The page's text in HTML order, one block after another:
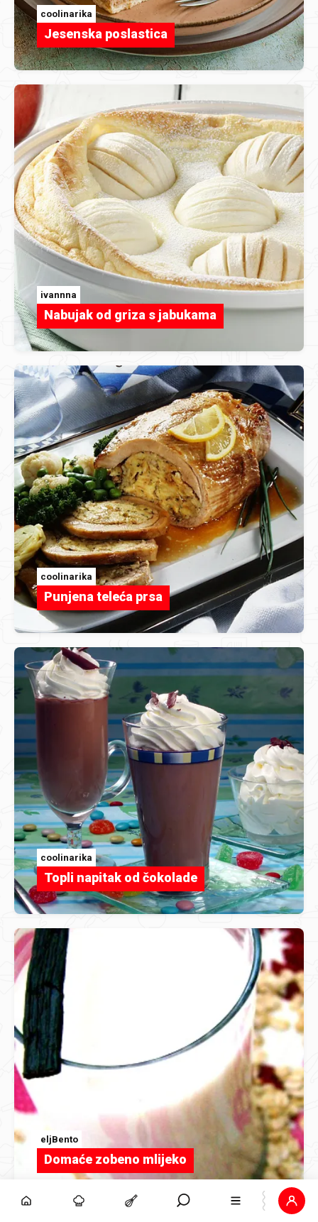
coolinarika
Jesenska poslastica
ivannna
Nabujak od griza s jabukama
coolinarika
Punjena teleća prsa
coolinarika
Topli napitak od čokolade
eljBento
Domaće zobeno mlijeko